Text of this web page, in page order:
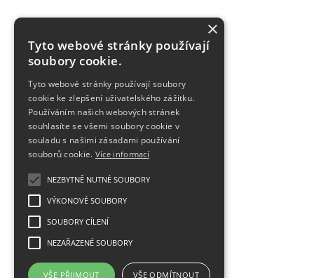
×
Tyto webové stránky používají
soubory cookie.
Tyto webové stránky používají soubory
cookie ke zlepšení uživatelského zážitku.
Používáním našich webových stránek
souhlasíte se všemi soubory cookie v
souladu s našimi zásadami používání
souborů cookie. Více informací
NEZBYTNĚ NUTNÉ SOUBORY
VÝKONOVÉ SOUBORY
SOUBORY CÍLENÍ
NEZAŘAZENÉ SOUBORY
VŠE PŘIJMOUT VŠE ODMÍTNOUT